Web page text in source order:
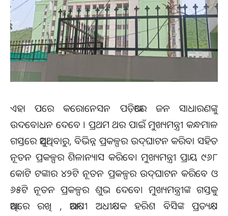
ଏହା ପରେ କରୋନେସନ ପଡ଼ିଆରେ ଜନ ସାଧାରଣଙ୍କୁ
ଉଦବୋଧନ ଦେବେ । ପ୍ରଥମ ଥର ପାଇଁ ମୁଖ୍ୟମନ୍ତ୍ରୀ କନ୍ଧମାଳ
ଗସ୍ତରେ ଆସୁଥିବାରୁ, ବିଭିନ୍ନ ପ୍ରକଳ୍ପର ଉଦ୍‌ଘାଟନ କରିବା ସହିତ
ନୂତନ ପ୍ରକଳ୍ପର ଶିଳାନ୍ୟାସ କରିବେ। ମୁଖ୍ୟମନ୍ତ୍ରୀ ପ୍ରାୟ ୯୬୮
କୋଟି ଟଙ୍କାର ୪୨ଟି ନୂତନ ପ୍ରକଳ୍ପର ଉଦ୍‌ଘାଟନ କରିବେ ଓ
୬୫ଟି ନୂତନ ପ୍ରକଳ୍ପର ଶୁଭ ଦେବେ। ମୁଖ୍ୟମନ୍ତ୍ରୀଙ୍କ ଗସ୍ତକୁ
ଆଖିରେ ରଖି , ଆରକ୍ଷୀ ଅଧୀକ୍ଷକ ହରିଶ ବିସିଙ୍କ ପ୍ରତ୍ୟକ୍ଷ